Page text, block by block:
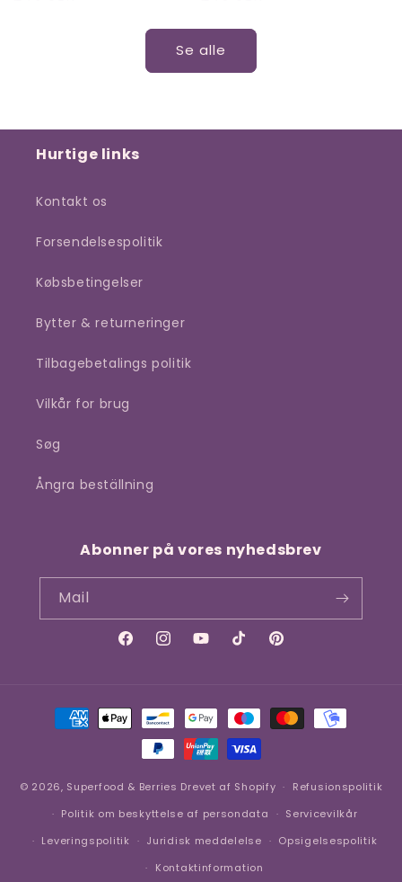
Se alle
Hurtige links
Kontakt os
Forsendelsespolitik
Købsbetingelser
Bytter & returneringer
Tilbagebetalings politik
Vilkår for brug
Søg
Ångra beställning
Abonner på vores nyhedsbrev
Mail
FacebookInstagramYouTubeTikTokPinterest
Betalingsmetoder
© 2026, Superfood & Berries Drevet af Shopify
Refusionspolitik
Politik om beskyttelse af persondata
Servicevilkår
Leveringspolitik
Juridisk meddelelse
Opsigelsespolitik
Kontaktinformation